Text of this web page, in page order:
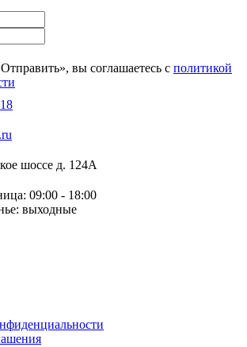
вы соглашаетесь с политикой
шоссе д. 124А
09:00 - 18:00
выходные